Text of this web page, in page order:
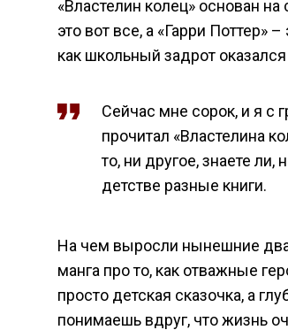
«Властелин колец» основан
это вот все, а «Гарри Поттер»
как школьный задрот
Сейчас мне сорок, и я с
прочитал «Властелина
то, ни другое, знаете
детстве разные книги.
На чем выросли нынешние
манга про то, как отважные
просто детская сказочка, а
понимаешь вдруг, что жизнь